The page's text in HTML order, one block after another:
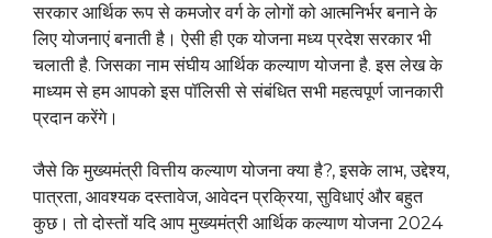
सरकार आर्थिक रूप से कमजोर वर्ग के लोगों को आत्मनिर्भर बनाने के
लिए योजनाएं बनाती है। ऐसी ही एक योजना मध्य प्रदेश सरकार भी
चलाती है. जिसका नाम संघीय आर्थिक कल्याण योजना है. इस लेख के
माध्यम से हम आपको इस पॉलिसी से संबंधित सभी महत्वपूर्ण जानकारी
प्रदान करेंगे।
जैसे कि मुख्यमंत्री वित्तीय कल्याण योजना क्या है?, इसके लाभ, उद्देश्य,
पात्रता, आवश्यक दस्तावेज, आवेदन प्रक्रिया, सुविधाएं और बहुत
कुछ। तो दोस्तों यदि आप मुख्यमंत्री आर्थिक कल्याण योजना 2024